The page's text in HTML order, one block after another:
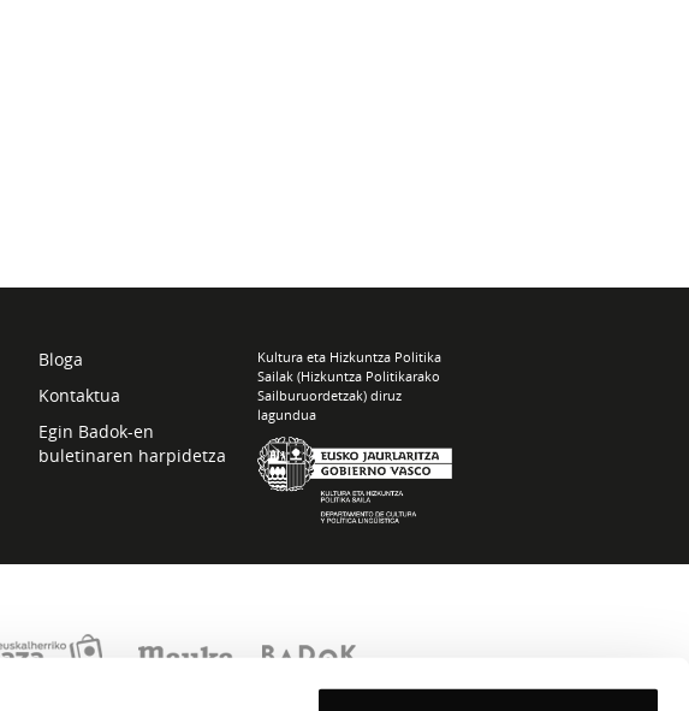
Bloga
Kontaktua
Egin Badok-en
buletinaren harpidetza
Kultura eta Hizkuntza Politika
Sailak (Hizkuntza Politikarako
Sailburuordetzak) diruz
lagundua